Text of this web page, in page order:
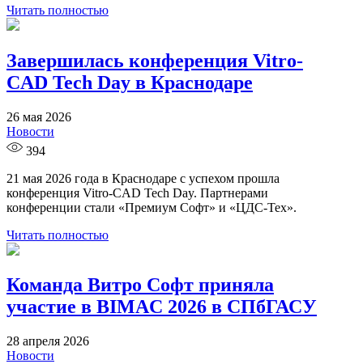
Читать полностью
Завершилась конференция Vitro-
CAD Tech Day в Краснодаре
26 мая 2026
Новости
394
21 мая 2026 года в Краснодаре с успехом прошла
конференция Vitro-CAD Tech Day. Партнерами
конференции стали «Премиум Софт» и «ЦДС-Тех».
Читать полностью
Команда Витро Софт приняла
участие в BIMAC 2026 в СПбГАСУ
28 апреля 2026
Новости